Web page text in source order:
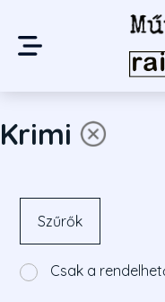
Krimi
Szűrők
Csak a